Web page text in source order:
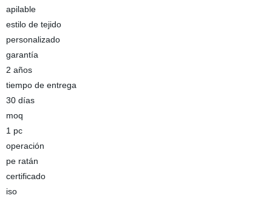
apilable
estilo de tejido
personalizado
garantía
2 años
tiempo de entrega
30 días
moq
1 pc
operación
pe ratán
certificado
iso